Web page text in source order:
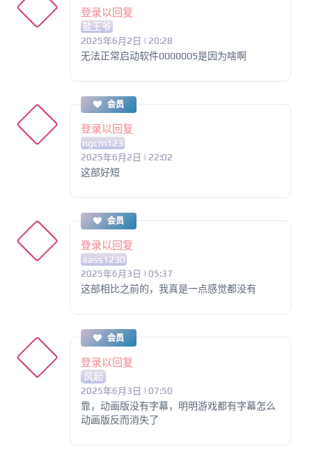
登录以回复
盐王爷
2025年6月2日 | 20:28
无法正常启动软件0000005是因为啥啊
会员
登录以回复
ngcm123
2025年6月2日 | 22:02
这部好短
会员
登录以回复
aass1230
2025年6月3日 | 05:37
这部相比之前的，我真是一点感觉都没有
会员
登录以回复
风起
2025年6月3日 | 07:50
靠，动画版没有字幕，明明游戏都有字幕怎么
动画版反而消失了